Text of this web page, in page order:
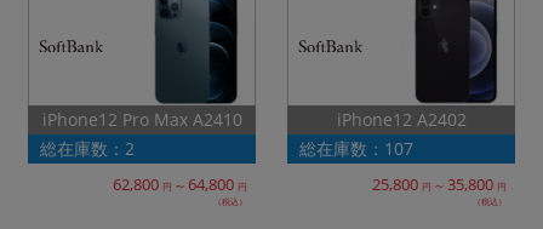
iPhone12 Pro Max A2410
総在庫数：2
62,800 円 ～ 64,800 円
（税込）
iPhone12 A2402
総在庫数：107
25,800 円 ～ 35,800 円
（税込）